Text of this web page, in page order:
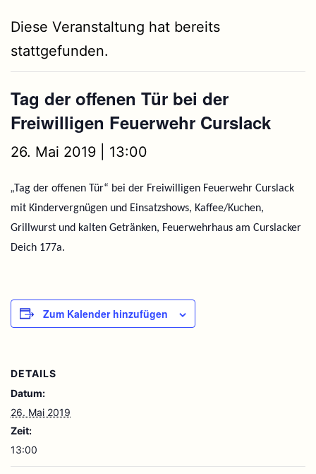
Diese Veranstaltung hat bereits
stattgefunden.
Tag der offenen Tür bei der
Freiwilligen Feuerwehr Curslack
26. Mai 2019 | 13:00
„Tag der offenen Tür“ bei der Freiwilligen Feuerwehr Curslack
mit Kindervergnügen und Einsatzshows, Kaffee/Kuchen,
Grillwurst und kalten Getränken, Feuerwehrhaus am Curslacker
Deich 177a.
Zum Kalender hinzufügen
DETAILS
Datum:
26. Mai 2019
Zeit:
13:00